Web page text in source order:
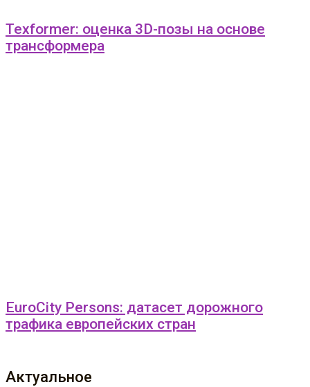
Texformer: оценка 3D-позы на основе
трансформера
EuroCity Persons: датасет дорожного
трафика европейских стран
Актуальное